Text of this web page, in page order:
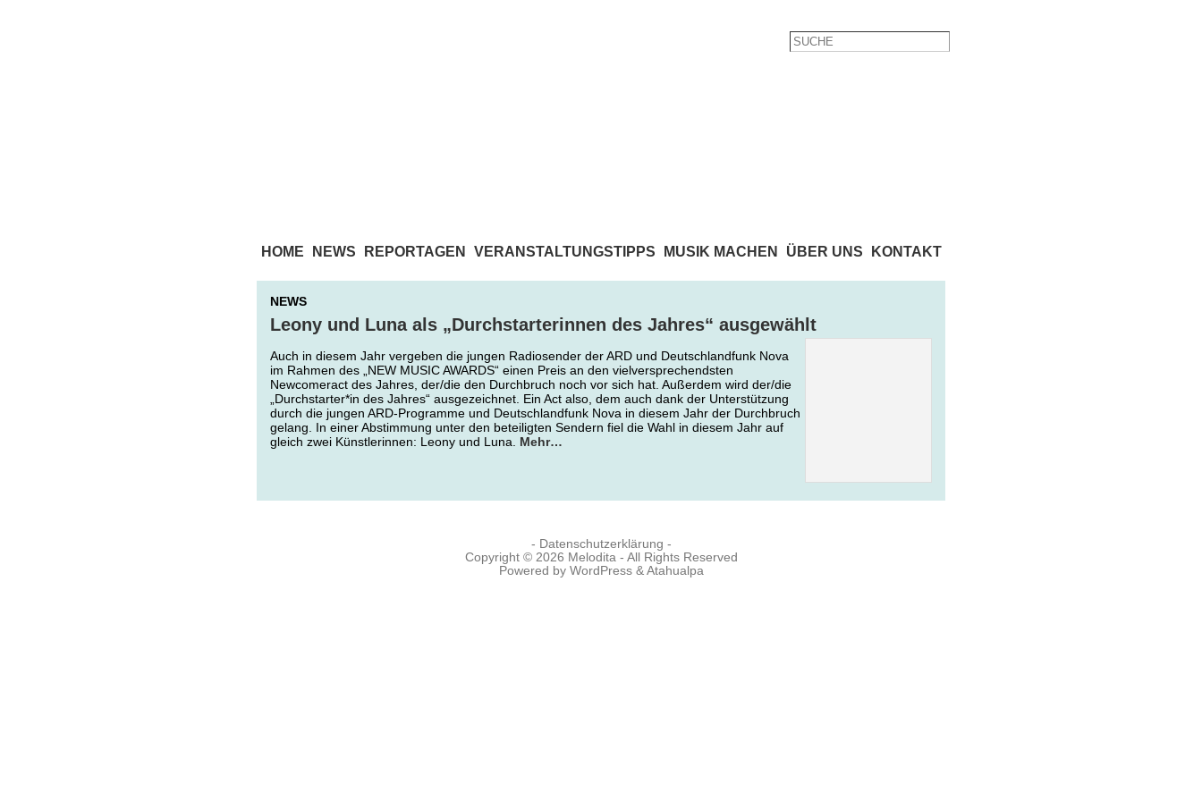
HOME NEWS REPORTAGEN VERANSTALTUNGSTIPPS MUSIK MACHEN ÜBER UNS KONTAKT
NEWS
Leony und Luna als „Durchstarterinnen des Jahres“ ausgewählt
Auch in diesem Jahr vergeben die jungen Radiosender der ARD und Deutschlandfunk Nova
im Rahmen des „NEW MUSIC AWARDS“ einen Preis an den vielversprechendsten
Newcomeract des Jahres, der/die den Durchbruch noch vor sich hat. Außerdem wird der/die
„Durchstarter*in des Jahres“ ausgezeichnet. Ein Act also, dem auch dank der Unterstützung
durch die jungen ARD-Programme und Deutschlandfunk Nova in diesem Jahr der Durchbruch
gelang. In einer Abstimmung unter den beteiligten Sendern fiel die Wahl in diesem Jahr auf
gleich zwei Künstlerinnen: Leony und Luna. Mehr…
- Datenschutzerklärung -
Copyright © 2026 Melodita- All Rights Reserved
Powered by WordPress& Atahualpa